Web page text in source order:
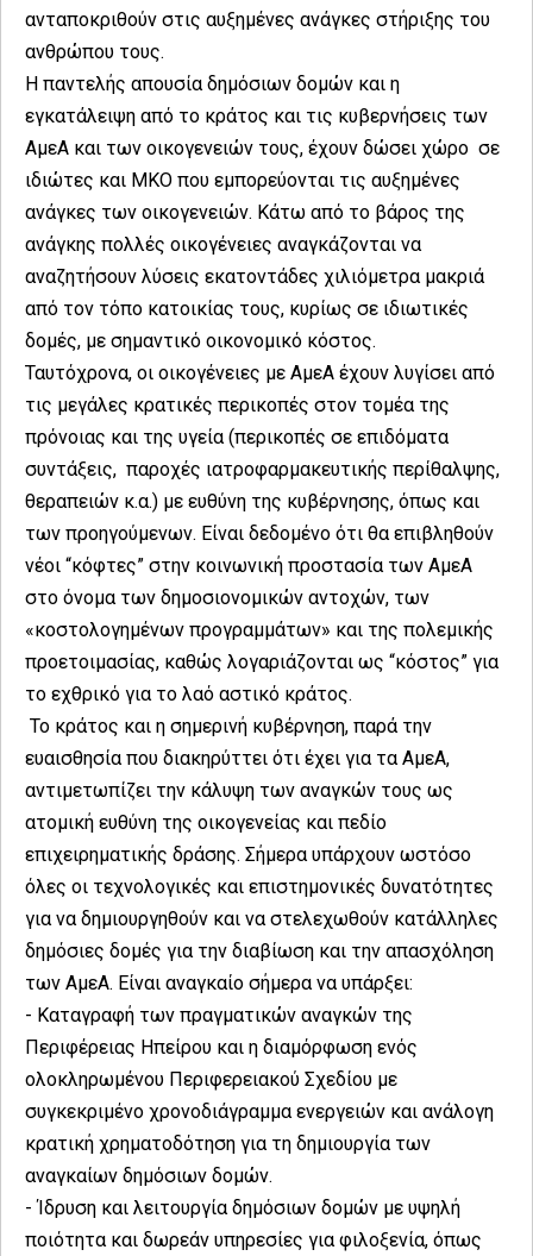
ανταποκριθούν στις αυξημένες ανάγκες στήριξης του
ανθρώπου τους.
Η παντελής απουσία δημόσιων δομών και η
εγκατάλειψη από το κράτος και τις κυβερνήσεις των
ΑμεΑ και των οικογενειών τους, έχουν δώσει χώρο σε
ιδιώτες και ΜΚΟ που εμπορεύονται τις αυξημένες
ανάγκες των οικογενειών. Κάτω από το βάρος της
ανάγκης πολλές οικογένειες αναγκάζονται να
αναζητήσουν λύσεις εκατοντάδες χιλιόμετρα μακριά
από τον τόπο κατοικίας τους, κυρίως σε ιδιωτικές
δομές, με σημαντικό οικονομικό κόστος.
Ταυτόχρονα, οι οικογένειες με ΑμεΑ έχουν λυγίσει από
τις μεγάλες κρατικές περικοπές στον τομέα της
πρόνοιας και της υγεία (περικοπές σε επιδόματα
συντάξεις, παροχές ιατροφαρμακευτικής περίθαλψης,
θεραπειών κ.α.) με ευθύνη της κυβέρνησης, όπως και
των προηγούμενων. Είναι δεδομένο ότι θα επιβληθούν
νέοι “κόφτες” στην κοινωνική προστασία των ΑμεΑ
στο όνομα των δημοσιονομικών αντοχών, των
«κοστολογημένων προγραμμάτων» και της πολεμικής
προετοιμασίας, καθώς λογαριάζονται ως “κόστος” για
το εχθρικό για το λαό αστικό κράτος.
Το κράτος και η σημερινή κυβέρνηση, παρά την
ευαισθησία που διακηρύττει ότι έχει για τα ΑμεΑ,
αντιμετωπίζει την κάλυψη των αναγκών τους ως
ατομική ευθύνη της οικογενείας και πεδίο
επιχειρηματικής δράσης. Σήμερα υπάρχουν ωστόσο
όλες οι τεχνολογικές και επιστημονικές δυνατότητες
για να δημιουργηθούν και να στελεχωθούν κατάλληλες
δημόσιες δομές για την διαβίωση και την απασχόληση
των ΑμεΑ. Είναι αναγκαίο σήμερα να υπάρξει:
- Καταγραφή των πραγματικών αναγκών της
Περιφέρειας Ηπείρου και η διαμόρφωση ενός
ολοκληρωμένου Περιφερειακού Σχεδίου με
συγκεκριμένο χρονοδιάγραμμα ενεργειών και ανάλογη
κρατική χρηματοδότηση για τη δημιουργία των
αναγκαίων δημόσιων δομών.
- Ίδρυση και λειτουργία δημόσιων δομών με υψηλή
ποιότητα και δωρεάν υπηρεσίες για φιλοξενία, όπως